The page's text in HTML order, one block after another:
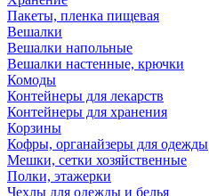
Пакеты, пленка пищевая
Вешалки
Вешалки напольные
Вешалки настенные, крючки
Комоды
Контейнеры для лекарств
Контейнеры для хранения
Корзины
Кофры, органайзеры для одежды
Мешки, сетки хозяйственные
Полки, этажерки
Чехлы для одежды и белья